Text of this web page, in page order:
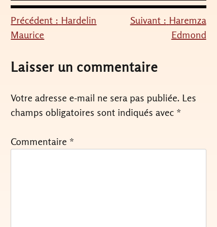
Navigation
de
l’article
Précédent : Hardelin
Maurice
Suivant : Haremza
Edmond
Laisser un commentaire
Votre adresse e-mail ne sera pas publiée. Les
champs obligatoires sont indiqués avec *
Commentaire *